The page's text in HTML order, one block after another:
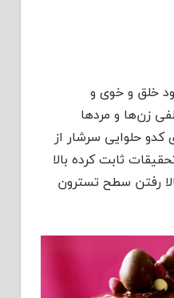
خلق‌ و خوی و
زن‌ها و مردها
حلوایی سرشار از
ثابت کرده بالا
رفتن سطح تسترون